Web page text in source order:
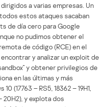
a varias empresas. Un
estos ataques sacaban
de día cero para Google
no pudimos obtener el
de código (RCE) en el
y analizar un exploit de
y obtener privilegios de
en las últimas y más
(17763 – RS5, 18362 – 19H1,
20H2), y explota dos